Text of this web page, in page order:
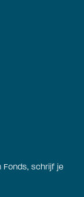
Fonds, schrijf je